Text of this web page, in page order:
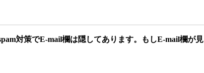
対策でE-mail欄は隠してあります。もしE-mail欄が見